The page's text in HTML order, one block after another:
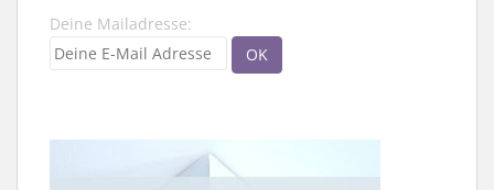
Deine Mailadresse: